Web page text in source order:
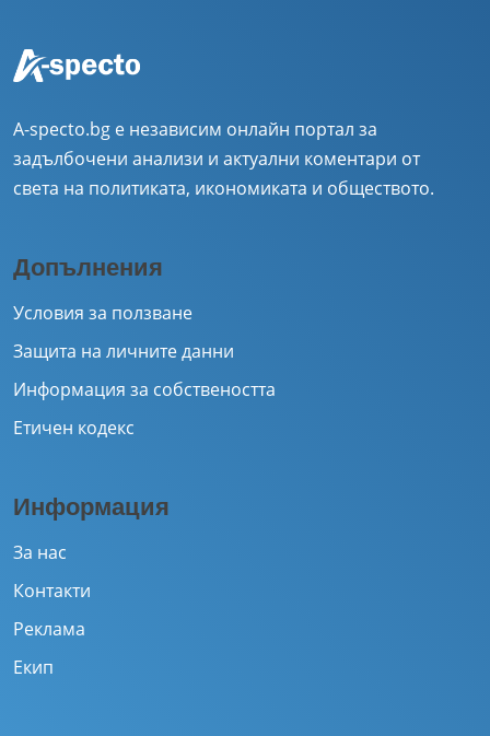
A-specto.bg е независим онлайн портал за
задълбочени анализи и актуални коментари от
света на политиката, икономиката и обществото.
Допълнения
Условия за ползване
Защита на личните данни
Информация за собствеността
Етичен кодекс
Информация
За нас
Контакти
Реклама
Екип